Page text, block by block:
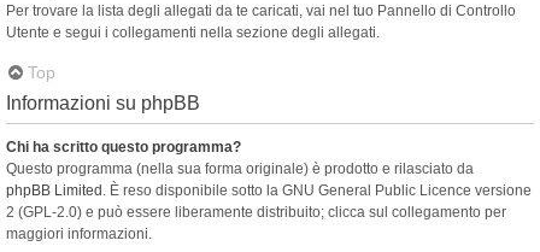
Per trovare la lista degli allegati da te caricati, vai nel tuo Pannello di Controllo
Utente e segui i collegamenti nella sezione degli allegati.
Top
Informazioni su phpBB
Chi ha scritto questo programma?
Questo programma (nella sua forma originale) è prodotto e rilasciato da
phpBB Limited . È reso disponibile sotto la GNU General Public Licence versione
2 (GPL-2.0) e può essere liberamente distribuito; clicca sul collegamento per
maggiori informazioni.